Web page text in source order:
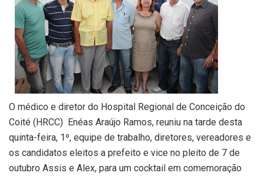
O médico e diretor do Hospital Regional de Conceição do
Coité (HRCC) Enéas Araújo Ramos, reuniu na tarde desta
quinta-feira, 1º, equipe de trabalho, diretores, vereadores e
os candidatos eleitos a prefeito e vice no pleito de 7 de
outubro Assis e Alex, para um cocktail em comemoração